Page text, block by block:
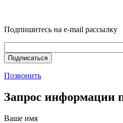
Подпишитесь на e-mail рассылку
Позвонить
Запрос информации
Ваше имя